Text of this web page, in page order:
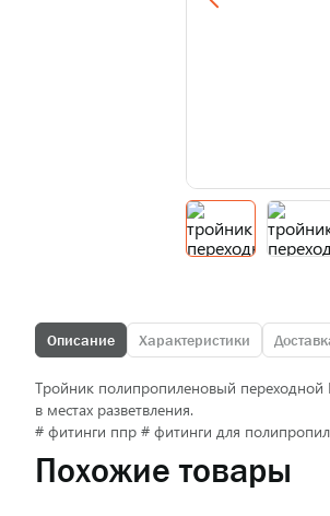
Описание Характеристики
Тройник полипропиленовый переходной
в местах разветвления.
# фитинги ппр # фитинги для
Похожие товары